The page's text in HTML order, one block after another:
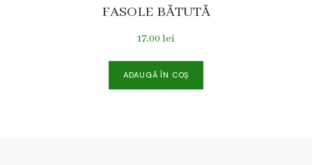
FASOLE BĂTUTĂ
17,00lei
ADAUGĂ ÎN COȘ